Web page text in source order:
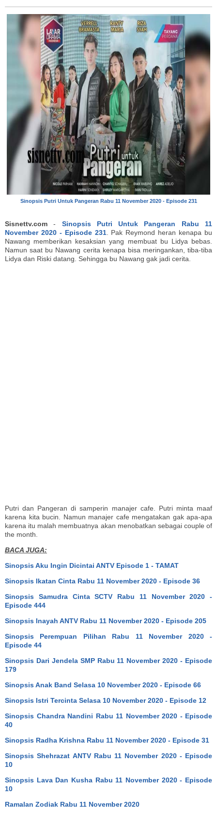
Sinopsis Putri Untuk Pangeran Rabu 11 November 2020 - Episode 231
Sisnettv.com - Sinopsis Putri Untuk Pangeran Rabu 11
November 2020 - Episode 231. Pak Reymond heran kenapa bu
Nawang memberikan kesaksian yang membuat bu Lidya bebas.
Namun saat bu Nawang cerita kenapa bisa meringankan, tiba-tiba
Lidya dan Riski datang. Sehingga bu Nawang gak jadi cerita.
Putri dan Pangeran di samperin manajer cafe. Putri minta maaf
karena kita bucin. Namun manajer cafe mengatakan gak apa-apa
karena itu malah membuatnya akan menobatkan sebagai couple of
the month.
BACA JUGA:
Sinopsis Aku Ingin Dicintai ANTV Episode 1 - TAMAT
Sinopsis Ikatan Cinta Rabu 11 November 2020 - Episode 36
Sinopsis Samudra Cinta SCTV Rabu 11 November 2020 -
Episode 444
Sinopsis Inayah ANTV Rabu 11 November 2020 - Episode 205
Sinopsis Perempuan Pilihan Rabu 11 November 2020 -
Episode 44
Sinopsis Dari Jendela SMP Rabu 11 November 2020 - Episode
179
Sinopsis Anak Band Selasa 10 November 2020 - Episode 66
Sinopsis Istri Tercinta Selasa 10 November 2020 - Episode 12
Sinopsis Chandra Nandini Rabu 11 November 2020 - Episode
40
Sinopsis Radha Krishna Rabu 11 November 2020 - Episode 31
Sinopsis Shehrazat ANTV Rabu 11 November 2020 - Episode
10
Sinopsis Lava Dan Kusha Rabu 11 November 2020 - Episode
10
Ramalan Zodiak Rabu 11 November 2020